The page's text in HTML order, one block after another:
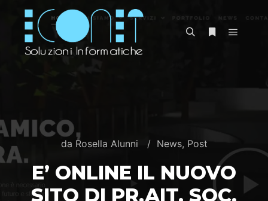
da Rosella Alunni News, Post
E’ ONLINE IL NUOVO
SITO DI PR.AIT. SOC.